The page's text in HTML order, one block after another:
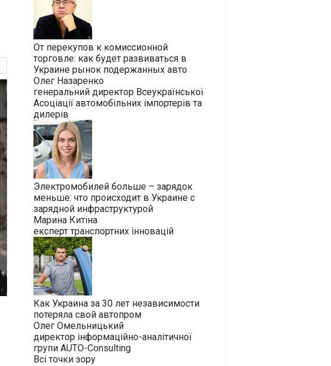
От перекупов к комиссионной
торговле: как будет развиваться в
Украине рынок подержанных авто
Олег Назаренко
генеральний директор Всеукраїнської
Асоціації автомобільних імпортерів та
дилерів
Электромобилей больше – зарядок
меньше: что происходит в Украине с
зарядной инфраструктурой
Марина Китіна
експерт транспортних інновацій
Как Украина за 30 лет независимости
потеряла свой автопром
Олег Омельницький
директор інформаційно-аналітичної
групи AUTO-Consulting
Всі точки зору